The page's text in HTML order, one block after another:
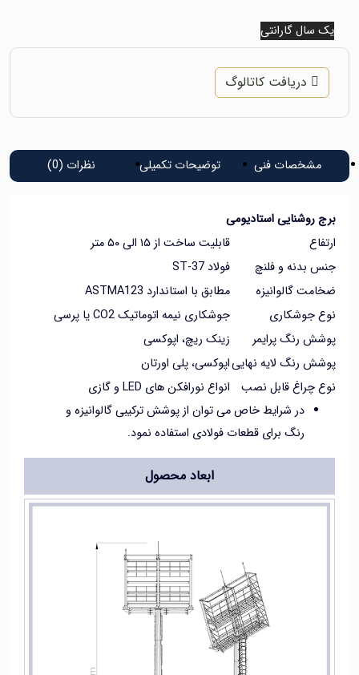
قابلیت نصب تابلو برق با درجه حفاظتی مورد درخواست
مشتری
گارانتی
گارانتی
دریافت کاتالوگ
فنی توضیحات تکمیلی
استادیومی
قابلیت ساخت از ۱۵ الی ۵۰ متر
بدنه و فلنچ
فولاد ST-37
گالوانیزه
مطابق با استاندارد ASTMA123
جوشکاری
جوشکاری نیمه اتوماتیک CO2 یا پرسی
رنگ پرایمر
زینک ریچ، اپوکسی
رنگ لایه نهاییاپوکسی، پلی اورتان
چراغ قابل نصب
انواع نورافکن های LED و گازی
در شرایط خاص می توان از پوشش ترکیبی گالوانیزه و
رنگ برای قطعات فولادی استفاده نمود.
ابعاد محصول